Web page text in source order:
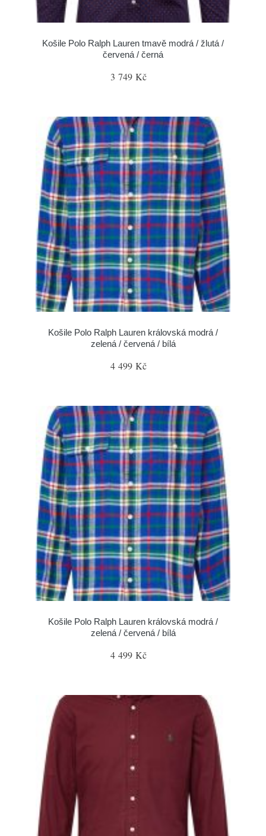
Košile Polo Ralph Lauren tmavě modrá / žlutá /
červená / černá
3 749 Kč
Košile Polo Ralph Lauren královská modrá /
zelená / červená / bílá
4 499 Kč
Košile Polo Ralph Lauren královská modrá /
zelená / červená / bílá
4 499 Kč